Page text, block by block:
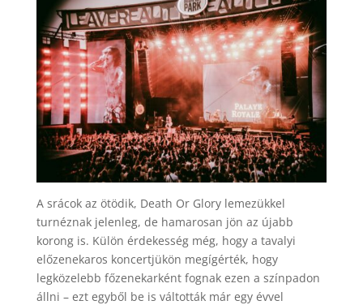
A srácok az ötödik, Death Or Glory lemezükkel
turnéznak jelenleg, de hamarosan jön az újabb
korong is. Külön érdekesség még, hogy a tavalyi
előzenekaros koncertjükön megígérték, hogy
legközelebb főzenekarként fognak ezen a színpadon
állni – ezt egyből be is váltották már egy évvel